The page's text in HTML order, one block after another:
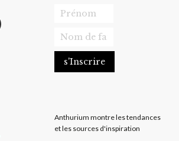
Anthurium montre les tendances
et les sources d'inspiration